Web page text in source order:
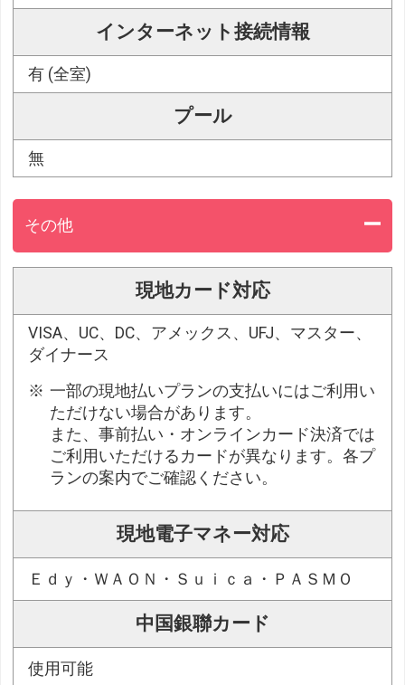
インターネット接続情報
有 (全室)
プール
無
その他
現地カード対応
VISA、UC、DC、アメックス、UFJ、マスター、
ダイナース
一部の現地払いプランの支払いにはご利用い
ただけない場合があります。
また、事前払い・オンラインカード決済では
ご利用いただけるカードが異なります。各プ
ランの案内でご確認ください。
現地電子マネー対応
Ｅｄｙ・ＷＡＯＮ・Ｓｕｉｃａ・ＰＡＳＭＯ
中国銀聯カード
使用可能